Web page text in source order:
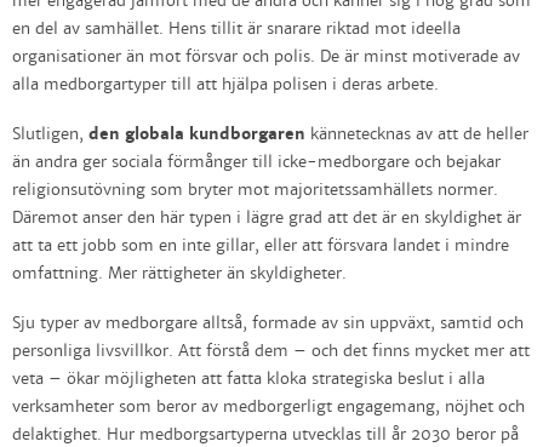
en del av samhället. Hens tillit är snarare riktad mot ideella
organisationer än mot försvar och polis. De är minst motiverade av
alla medborgartyper till att hjälpa polisen i deras arbete.
Slutligen, den globala kundborgaren kännetecknas av att de heller
än andra ger sociala förmånger till icke-medborgare och bejakar
religionsutövning som bryter mot majoritetssamhällets normer.
Däremot anser den här typen i lägre grad att det är en skyldighet är
att ta ett jobb som en inte gillar, eller att försvara landet i mindre
omfattning. Mer rättigheter än skyldigheter.
Sju typer av medborgare alltså, formade av sin uppväxt, samtid och
personliga livsvillkor. Att förstå dem – och det finns mycket mer att
veta – ökar möjligheten att fatta kloka strategiska beslut i alla
verksamheter som beror av medborgerligt engagemang, nöjhet och
delaktighet. Hur medborgsartyperna utvecklas till år 2030 beror på